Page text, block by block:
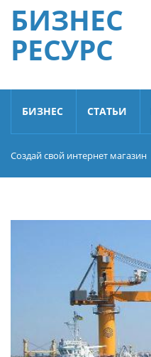
БИЗНЕС
РЕСУРС
БИЗНЕС СТАТЬИ
Создай свой интернет магазин